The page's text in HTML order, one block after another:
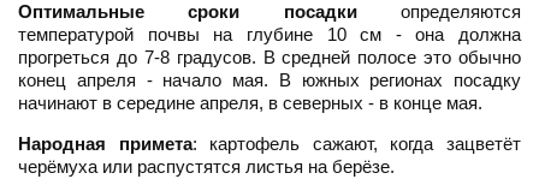
Оптимальные сроки посадкиопределяются
температурой почвы на глубине 10 см - она должна
прогреться до 7-8 градусов. В средней полосе это обычно
конец апреля - начало мая. В южных регионах посадку
начинают в середине апреля, в северных - в конце мая.
Народная примета: картофель сажают, когда зацветёт
черёмуха или распустятся листья на берёзе.